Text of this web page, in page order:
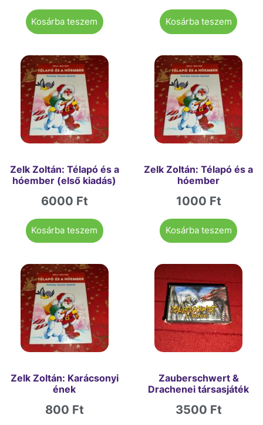
Kosárba teszem Kosárba teszem
Zelk Zoltán: Télapó és a
hóember (első kiadás)
6000 Ft
Kosárba teszem
Zelk Zoltán: Télapó és a
hóember
1000 Ft
Kosárba teszem
Zelk Zoltán: Karácsonyi
ének
800 Ft
Zauberschwert &
Drachenei társasjáték
3500 Ft